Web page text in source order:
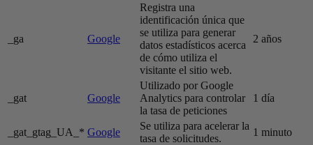
_ga Google
Registra una
identificación única que
se utiliza para generar
datos estadísticos acerca
de cómo utiliza el
visitante el sitio web.
2 años
_gat Google
Utilizado por Google
Analytics para controlar
la tasa de peticiones
1 día
_gat_gtag_UA_* Google
Se utiliza para acelerar la
tasa de solicitudes.
1 minuto